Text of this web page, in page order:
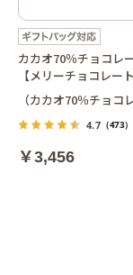
カカオ70％チョコレ
【メリーチョコレート
（カカオ70％チョコ
4.7 （473）
￥3,456